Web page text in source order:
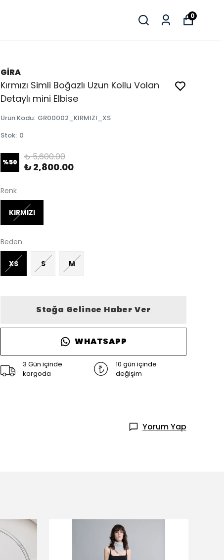
0
GİRA
Kırmızı Simli Boğazlı Uzun Kollu Volan
Detaylı mini Elbise
Ürün Kodu: GR00002_KIRMIZI_XS
Stok: 0
%50 ₺ 5,600.00
₺ 2,800.00
Renk
KIRMIZI
Beden
XS S M
Stoğa Gelince Haber Ver
WHATSAPP
3 Gün içinde
kargoda
10 gün içinde
değişim
Yorum Yap